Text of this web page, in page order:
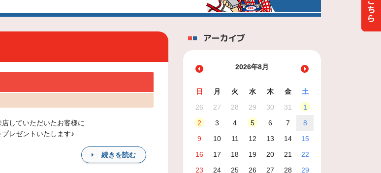
していただいたお客様に
レゼントいたします♪
続きを読む
アーカイブ
2026年8月
日 月 火 水 木 金
土
26
27 28 29 30 31
1
2
3 4 5 6 7
8
9
10 11 12 13 14
15
16
17 18 19 20 21
22
23
24 25 26 27 28
29